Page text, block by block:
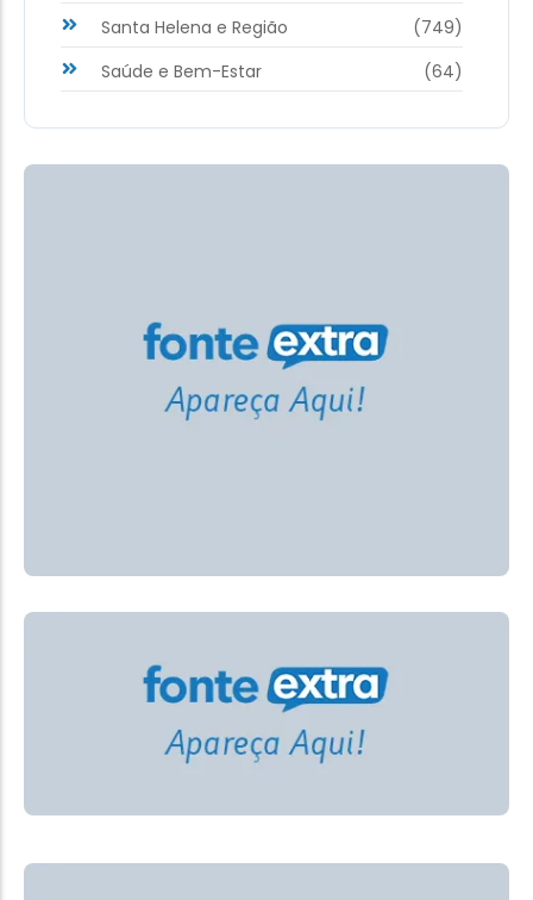
Santa Helena e Região
(749)
Saúde e Bem-Estar
(64)